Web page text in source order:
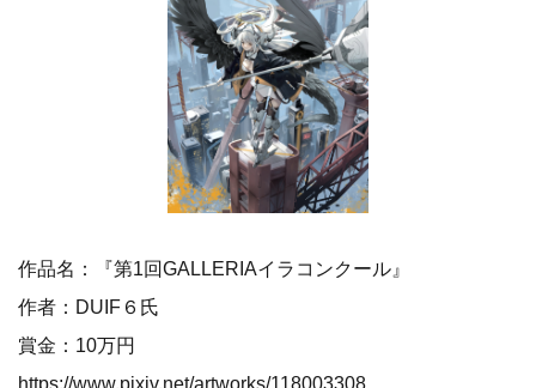
作品名：『第1回GALLERIAイラコンクール』
作者：DUIF６氏
賞金：10万円
https://www.pixiv.net/artworks/118003308